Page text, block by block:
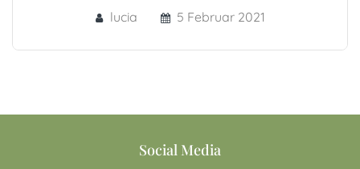
lucia 5 Februar 2021
Social Media